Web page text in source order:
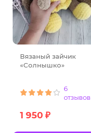
Вязаный зайчик
«Солнышко»
6
отзывов
1 950 ₽